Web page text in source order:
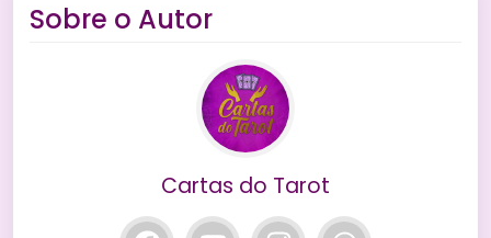
Sobre o Autor
Cartas do Tarot